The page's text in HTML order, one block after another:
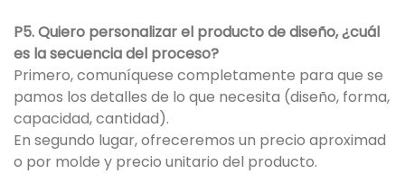
P5. Quiero personalizar el producto de diseño, ¿cuál
es la secuencia del proceso?
Primero, comuníquese completamente para que se
pamos los detalles de lo que necesita (diseño, forma,
capacidad, cantidad).
En segundo lugar, ofreceremos un precio aproximad
o por molde y precio unitario del producto.